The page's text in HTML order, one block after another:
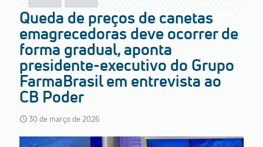
Queda de preços de canetas
emagrecedoras deve ocorrer de
forma gradual, aponta
presidente-executivo do Grupo
FarmaBrasil em entrevista ao
CB Poder
30 de março de 2026